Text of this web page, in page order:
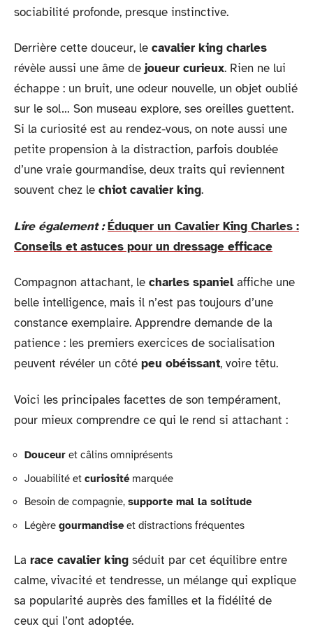
sociabilité profonde, presque instinctive.
Derrière cette douceur, le cavalier king charles
révèle aussi une âme de joueur curieux. Rien ne lui
échappe : un bruit, une odeur nouvelle, un objet oublié
sur le sol… Son museau explore, ses oreilles guettent.
Si la curiosité est au rendez-vous, on note aussi une
petite propension à la distraction, parfois doublée
d’une vraie gourmandise, deux traits qui reviennent
souvent chez le chiot cavalier king.
Lire également : Éduquer un Cavalier King Charles :
Conseils et astuces pour un dressage efficace
Compagnon attachant, le charles spanielaffiche une
belle intelligence, mais il n’est pas toujours d’une
constance exemplaire. Apprendre demande de la
patience : les premiers exercices de socialisation
peuvent révéler un côté peu obéissant, voire têtu.
Voici les principales facettes de son tempérament,
pour mieux comprendre ce qui le rend si attachant :
Douceur et câlins omniprésents
Jouabilité et curiositémarquée
Besoin de compagnie, supporte mal la solitude
Légère gourmandiseet distractions fréquentes
La race cavalier king séduit par cet équilibre entre
calme, vivacité et tendresse, un mélange qui explique
sa popularité auprès des familles et la fidélité de
ceux qui l’ont adoptée.